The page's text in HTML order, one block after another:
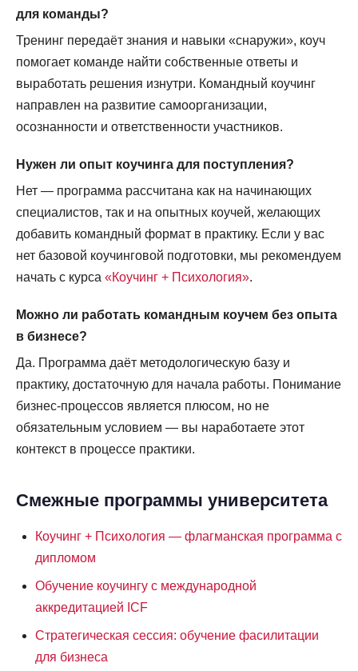
для команды?
Тренинг передаёт знания и навыки «снаружи», коуч
помогает команде найти собственные ответы и
выработать решения изнутри. Командный коучинг
направлен на развитие самоорганизации,
осознанности и ответственности участников.
Нужен ли опыт коучинга для поступления?
Нет — программа рассчитана как на начинающих
специалистов, так и на опытных коучей, желающих
добавить командный формат в практику. Если у вас
нет базовой коучинговой подготовки, мы рекомендуем
начать с курса «Коучинг + Психология».
Можно ли работать командным коучем без опыта
в бизнесе?
Да. Программа даёт методологическую базу и
практику, достаточную для начала работы. Понимание
бизнес-процессов является плюсом, но не
обязательным условием — вы наработаете этот
контекст в процессе практики.
Смежные программы университета
Коучинг + Психология — флагманская программа с
дипломом
Обучение коучингу с международной
аккредитацией ICF
Стратегическая сессия: обучение фасилитации
для бизнеса